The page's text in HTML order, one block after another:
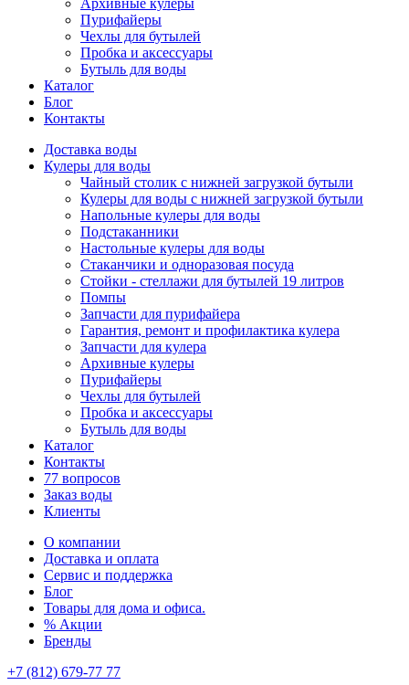
Архивные кулеры
Пурифайеры
Чехлы для бутылей
Пробка и аксессуары
Бутыль для воды
Каталог
Блог
Контакты
Доставка воды
Кулеры для воды
Чайный столик с нижней загрузкой бутыли
Кулеры для воды с нижней загрузкой бутыли
Напольные кулеры для воды
Подстаканники
Настольные кулеры для воды
Стаканчики и одноразовая посуда
Стойки - стеллажи для бутылей 19 литров
Помпы
Запчасти для пурифайера
Гарантия, ремонт и профилактика кулера
Запчасти для кулера
Архивные кулеры
Пурифайеры
Чехлы для бутылей
Пробка и аксессуары
Бутыль для воды
Каталог
Контакты
77 вопросов
Заказ воды
Клиенты
О компании
Доставка и оплата
Сервис и поддержка
Блог
Товары для дома и офиса.
% Акции
Бренды
+7 (812) 679-77 77